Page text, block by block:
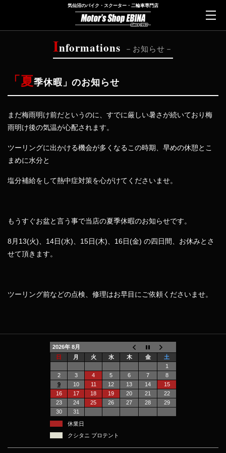
気仙沼のバイク・スクーター・二輪車専門店
Informations お知らせ
「夏季休暇」のお知らせ
まだ梅雨明け前だというのに、すでに厳しい暑さが続いており梅
雨明け後の気温が心配されます。
ツーリングに出かける機会が多くなるこの時期、早めの休憩とこ
まめに水分と
塩分補給をして熱中症対策を心がけてくださいませ。
もうすぐお盆と言う事で当店の夏季休暇のお知らせです。
8月13(火)、14日(水)、15日(木)、16日(金) の四日間、お休みとさ
せて頂きます。
ツーリング前などの点検、修理はお早目にご依頼くださいませ。
2026年 8月
日
月 火 水 木 金
土
1
2
3 4 5 6 7
8
9
10 11 12 13 14
15
16
17 18 19 20 21
22
23
24 25 26 27 28
29
30
31
休業日
クシタニ プロテント